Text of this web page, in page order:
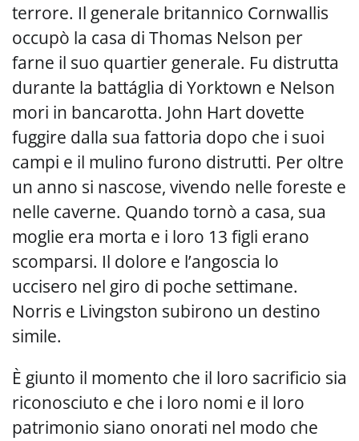
terrore. Il generale britannico Cornwallis
occupò la casa di Thomas Nelson per
farne il suo quartier generale. Fu distrutta
durante la battáglia di Yorktown e Nelson
mori in bancarotta. John Hart dovette
fuggire dalla sua fattoria dopo che i suoi
campi e il mulino furono distrutti. Per oltre
un anno si nascose, vivendo nelle foreste e
nelle caverne. Quando tornò a casa, sua
moglie era morta e i loro 13 figli erano
scomparsi. Il dolore e l’angoscia lo
uccisero nel giro di poche settimane.
Norris e Livingston subirono un destino
simile.
È giunto il momento che il loro sacrificio sia
riconosciuto e che i loro nomi e il loro
patrimonio siano onorati nel modo che